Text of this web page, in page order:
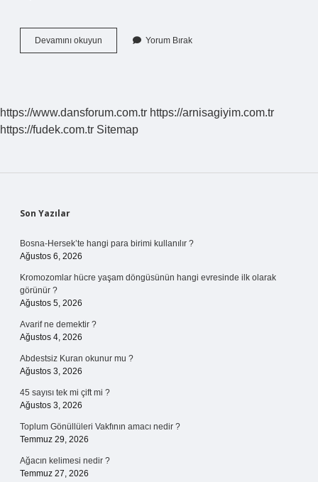
Devamını okuyun Kordonlar
Bağlıyken
Mı
Yorum Bırak
https://www.dansforum.com.tr https://arnisagiyim.com.tr
https://fudek.com.tr Sitemap
Sidebar
Son Yazılar
Bosna-Hersek’te hangi para birimi kullanılır ?
Ağustos 6, 2026
Kromozomlar hücre yaşam döngüsünün hangi evresinde ilk olarak
görünür ?
Ağustos 5, 2026
Avarif ne demektir ?
Ağustos 4, 2026
Abdestsiz Kuran okunur mu ?
Ağustos 3, 2026
45 sayısı tek mi çift mi ?
Ağustos 3, 2026
Toplum Gönüllüleri Vakfının amacı nedir ?
Temmuz 29, 2026
Ağacın kelimesi nedir ?
Temmuz 27, 2026